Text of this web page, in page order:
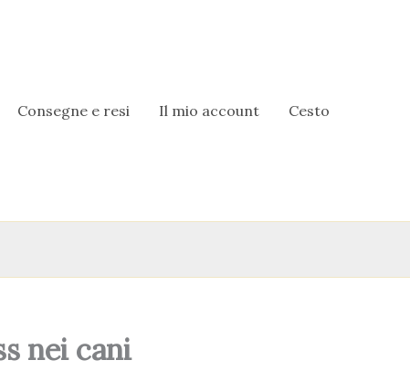
Consegne e resi Il mio account Cesto
nei cani